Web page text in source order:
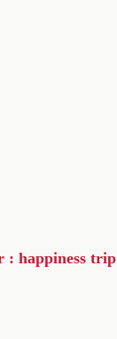
: happiness trip